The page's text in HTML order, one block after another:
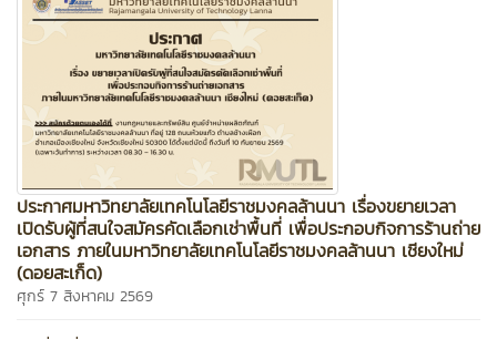
ประกาศมหาวิทยาลัยเทคโนโลยีราชมงคลล้านนา เรื่องขยายเวลา
เปิดรับผู้ที่สนใจสมัครคัดเลือกเช่าพื้นที่ เพื่อประกอบกิจการร้านถ่าย
เอกสาร ภายในมหาวิทยาลัยเทคโนโลยีราชมงคลล้านนา เชียงใหม่
(ดอยสะเก็ด)
ศุกร์ 7 สิงหาคม 2569